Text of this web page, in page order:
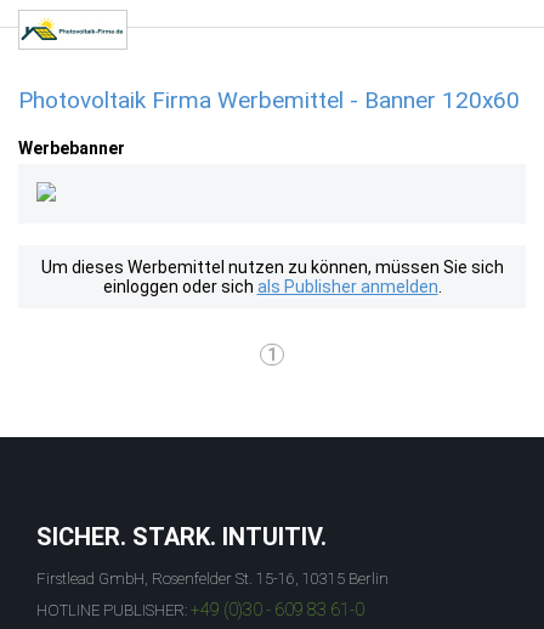
Photovoltaik Firma Werbemittel - Banner 120x60
Werbebanner
Um dieses Werbemittel nutzen zu können, müssen Sie sich
einloggen oder sich als Publisher anmelden
1
SICHER. STARK. INTUITIV.
Firstlead GmbH, Rosenfelder St. 15-16, 10315 Berlin
HOTLINE PUBLISHER: +49 (0)30 - 609 83 61-0